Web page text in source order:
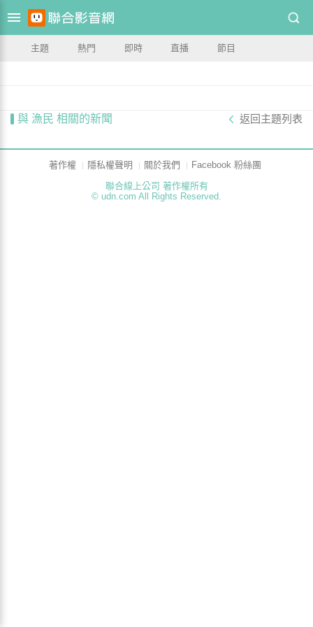
主題 熱門 即時 直播 節目
與 漁民 相關的新聞 返回主題列表
著作權 隱私權聲明 關於我們
Facebook 粉絲團
聯合線上公司 著作權所有
© udn.com All Rights Reserved.